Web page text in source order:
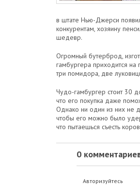
в штате Нью-Джерси
конкурентам, хозяину
шедевр.
Огромный бутерброд,
гамбургера приходится на
три помидора, две
Чудо-гамбургер стоит 30
что его покупка даже
Однако ни один из них не
чтобы его можно было
что пытаешься съесть
0
Авторизуйтесь